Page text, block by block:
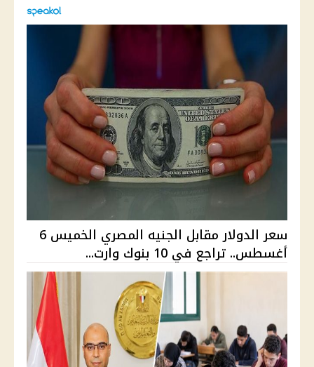
سعر الدولار مقابل الجنيه المصري الخميس 6
أغسطس.. تراجع في 10 بنوك وارت...